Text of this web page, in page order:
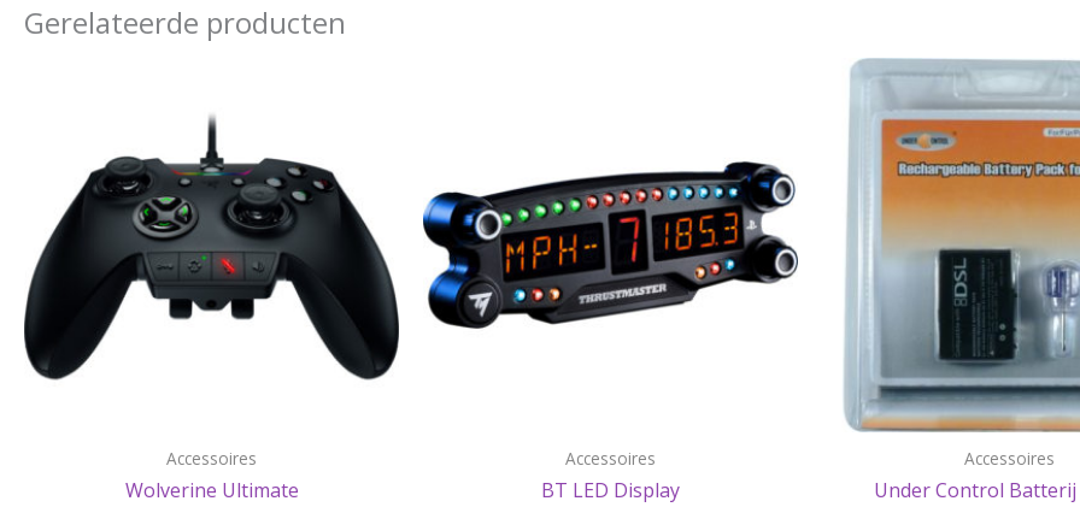
Gerelateerde producten
Accessoires
Wolverine Ultimate
Accessoires
BT LED Display
Accessoires
Under Control Batterij